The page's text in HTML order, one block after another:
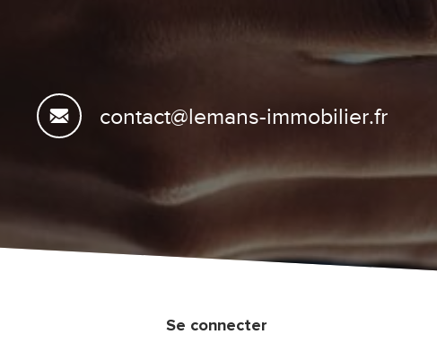
contact@lemans-immobilier.fr
Se connecter